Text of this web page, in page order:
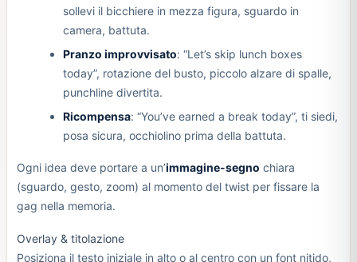
sollevi il bicchiere in mezza figura, sguardo in
camera, battuta.
Pranzo improvvisato: “Let’s skip lunch boxes
today”, rotazione del busto, piccolo alzare di spalle,
punchline divertita.
Ricompensa: “You’ve earned a break today”, ti siedi,
posa sicura, occhiolino prima della battuta.
Ogni idea deve portare a un’immagine-segno chiara
(sguardo, gesto, zoom) al momento del twist per fissare la
gag nella memoria.
Overlay & titolazione
Posiziona il testo iniziale in alto o al centro con un font nitido,